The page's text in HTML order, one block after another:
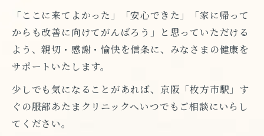
「ここに来てよかった」「安心できた」「家に帰って
からも改善に向けてがんばろう」と思っていただける
よう、親切・感謝・愉快を信条に、みなさまの健康を
サポートいたします。
少しでも気になることがあれば、京阪「枚方市駅」す
ぐの服部あたまクリニックへいつでもご相談にいらし
てください。